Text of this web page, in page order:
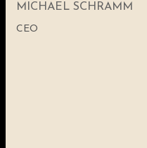
MICHAEL SCHRAMM
CEO